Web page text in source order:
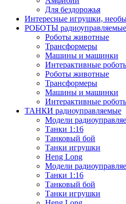
Для бездорожья
Интересные игрушки,
РОБОТЫ радиоуправляемые
Роботы животные
Трансформеры
Машины и машинки
Интерактивные
Роботы животные
Трансформеры
Машины и машинки
Интерактивные
ТАНКИ радиоуправляемые
Модели
Танки 1:16
Танковый бой
Танки игрушки
Heng Long
Модели
Танки 1:16
Танковый бой
Танки игрушки